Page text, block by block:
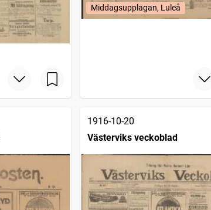
Middagsupplagan, Luleå
1916-10-20
Västerviks veckoblad